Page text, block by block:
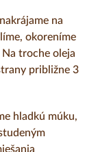
na
okoreníme
troche oleja
približne 3
hladkú múku,